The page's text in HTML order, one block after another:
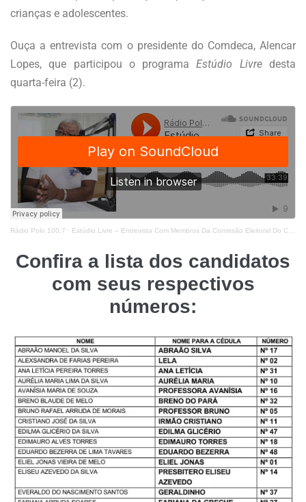
crianças e adolescentes.
Ouça a entrevista com o presidente do Comdeca, Alencar
Lopes, que participou o programaEstúdio Livredesta
quarta-feira (2).
Rádio Polo 100,7 · Estúdio Livre – Entrevista Com Membros Da Comissão Eleitoral Do Conselho Tutelar De Santa Cruz
Confira a lista dos candidatos
com seus respectivos
números: